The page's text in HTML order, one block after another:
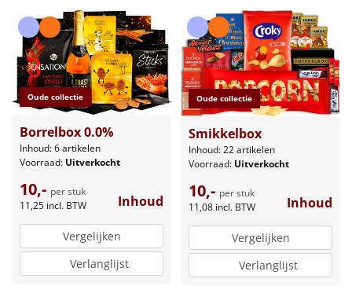
Alle overige
Oude collectie
Borrelbox 0.0%
Inhoud: 6 artikelen
Voorraad: Uitverkocht
10,- per stuk
11,25 incl. BTW Inhoud
Vergelijken
Verlanglijst
Oude collectie
Smikkelbox
Inhoud: 22 artikelen
Voorraad: Uitverkocht
10,- per stuk
11,08 incl. BTW Inhoud
Vergelijken
Verlanglijst